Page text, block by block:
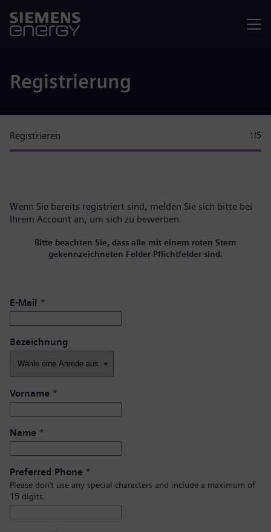
Registrierung
Registrieren 1 /5
Wenn Sie bereits registriert sind, melden Sie sich bitte bei
Ihrem Account an, um sich zu bewerben.
Bitte beachten Sie, dass alle mit einem roten Stern
gekennzeichneten Felder Pflichtfelder sind.
E-Mail *
Bezeichnung
Vorname *
Name *
Preferred Phone *
Please don’t use any special characters and include a maximum of
15 digits.